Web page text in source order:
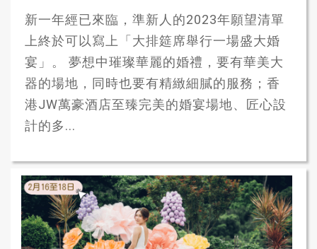
新一年經已來臨，準新人的2023年願望清單
上終於可以寫上「大排筵席舉行一場盛大婚
宴」。 夢想中璀璨華麗的婚禮，要有華美大
器的場地，同時也要有精緻細膩的服務；香
港JW萬豪酒店至臻完美的婚宴場地、匠心設
計的多...